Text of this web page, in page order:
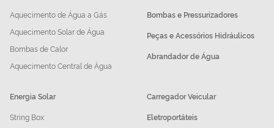
Aquecimento de Água a Gás
Aquecimento Solar de Água
Bombas de Calor
Aquecimento Central de Água
Bombas e Pressurizadores
Peças e Acessórios Hidráulicos
Abrandador de Água
Energia Solar
String Box
Carregador Veicular
Eletroportáteis